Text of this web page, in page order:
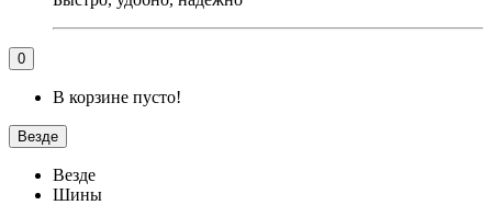
0
В корзине пусто!
Везде
Везде
Шины